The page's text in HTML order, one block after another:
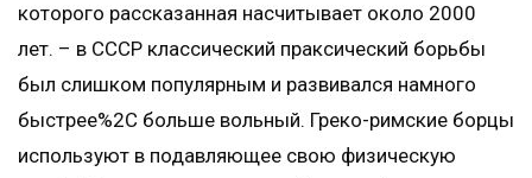
которого рассказанная насчитывает около 2000
лет. – в СССР классический праксический борьбы
был слишком популярным и развивался намного
быстрее%2C больше вольный. Греко-римские борцы
используют в подавляющее свою физическую